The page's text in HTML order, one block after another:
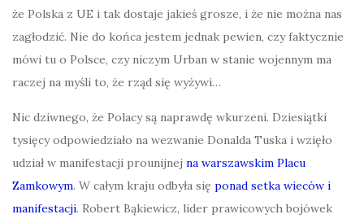
że Polska z UE i tak dostaje jakieś grosze, i że nie można nas
zagłodzić. Nie do końca jestem jednak pewien, czy faktycznie
mówi tu o Polsce, czy niczym Urban w stanie wojennym ma
raczej na myśli to, że rząd się wyżywi…
Nic dziwnego, że Polacy są naprawdę wkurzeni. Dziesiątki
tysięcy odpowiedziało na wezwanie Donalda Tuska i wzięło
udział w manifestacji prounijnej na warszawskim Placu
Zamkowym. W całym kraju odbyła się ponad setka wieców i
manifestacji. Robert Bąkiewicz, lider prawicowych bojówek